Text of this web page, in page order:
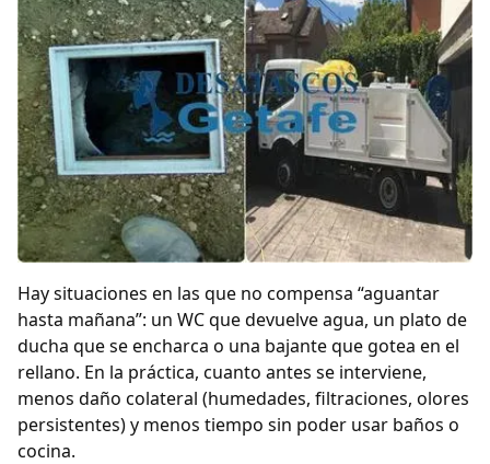
Hay situaciones en las que no compensa “aguantar
hasta mañana”: un WC que devuelve agua, un plato de
ducha que se encharca o una bajante que gotea en el
rellano. En la práctica, cuanto antes se interviene,
menos daño colateral (humedades, filtraciones, olores
persistentes) y menos tiempo sin poder usar baños o
cocina.